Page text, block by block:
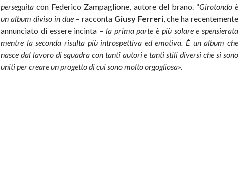
perseguita con Federico Zampaglione, autore del brano. “Girotondo è
un album diviso in due – racconta Giusy Ferreri, che ha recentemente
annunciato di essere incinta – la prima parte è più solare e spensierata
mentre la seconda risulta più introspettiva ed emotiva. È un album che
nasce dal lavoro di squadra con tanti autori e tanti stili diversi che si sono
uniti per creare un progetto di cui sono molto orgogliosa».